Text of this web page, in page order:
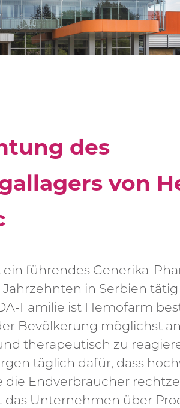
STEHLEUCHTEN
TUNNELBELEUCHTUNG
KUNDENSTIMMEN
des
von
ein führendes Generika-
Jahrzehnten in Serbien tätig
Familie ist Hemofarm
Bevölkerung möglichst
therapeutisch zu
täglich dafür, dass
die Endverbraucher
das Unternehmen über